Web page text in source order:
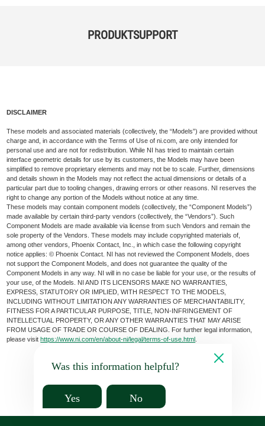
PRODUKTSUPPORT
DISCLAIMER
These models and associated materials (collectively, the “Models”) are provided without
charge and, in accordance with the Terms of Use of ni.com, are only intended for
personal use and are not for redistribution. While NI has tried to maintain certain
interface geometric details for use by its customers, the Models may have been
simplified to remove proprietary elements and may not be to scale. Further, dimensions
and details shown in the Models may not reflect the actual dimensions or details of a
particular part due to tooling changes, drawing errors or other reasons. NI reserves the
right to change any portion of the Models without notice at any time.
These models may contain component models (collectively, the “Component Models”)
made available by certain third-party vendors (collectively, the “Vendors”). Such
Component Models are made available via license from such Vendors and remain the
sole property of the Vendors. These models may include copyrighted materials of,
among other vendors, Phoenix Contact, Inc., in which case the following copyright
notice applies: © Phoenix Contact. NI has not reviewed the Component Models, does
not support the Component Models, and does not guarantee the quality of the
Component Models in any way. NI will in no case be liable for your use, or the results of
your use, of the Models. NI AND ITS LICENSORS MAKE NO WARRANTIES,
EXPRESS, STATUTORY OR IMPLIED, WITH RESPECT TO THE MODELS,
INCLUDING WITHOUT LIMITATION ANY WARRANTIES OF MERCHANTABILITY,
FITNESS FOR A PARTICULAR PURPOSE, TITLE, NON-INFRINGEMENT OF
INTELLECTUAL PROPERTY, OR ANY OTHER WARRANTIES THAT MAY ARISE
FROM USAGE OF TRADE OR COURSE OF DEALING. For further legal information,
please visithttps://www.ni.com/en/about-ni/legal/terms-of-use.html
Was this information helpful?
Yes No